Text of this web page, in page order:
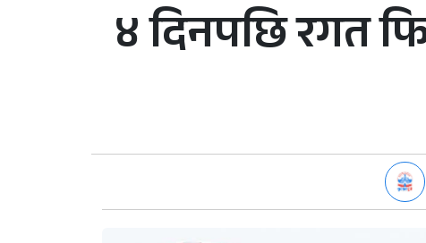
४ दिनपछि रगत